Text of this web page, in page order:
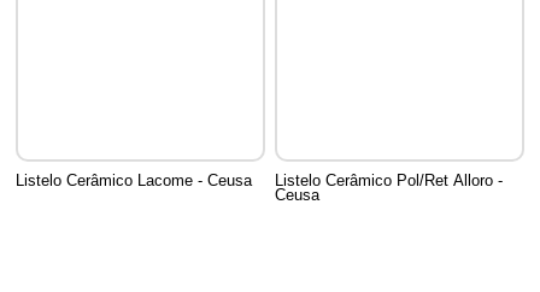
Listelo Cerâmico Lacome - Ceusa
Listelo Cerâmico Pol/Ret Alloro -
Ceusa